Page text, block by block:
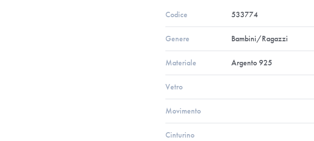
Codice 533774
Genere Bambini/Ragazzi
Materiale Argento 925
Vetro
Movimento
Cinturino